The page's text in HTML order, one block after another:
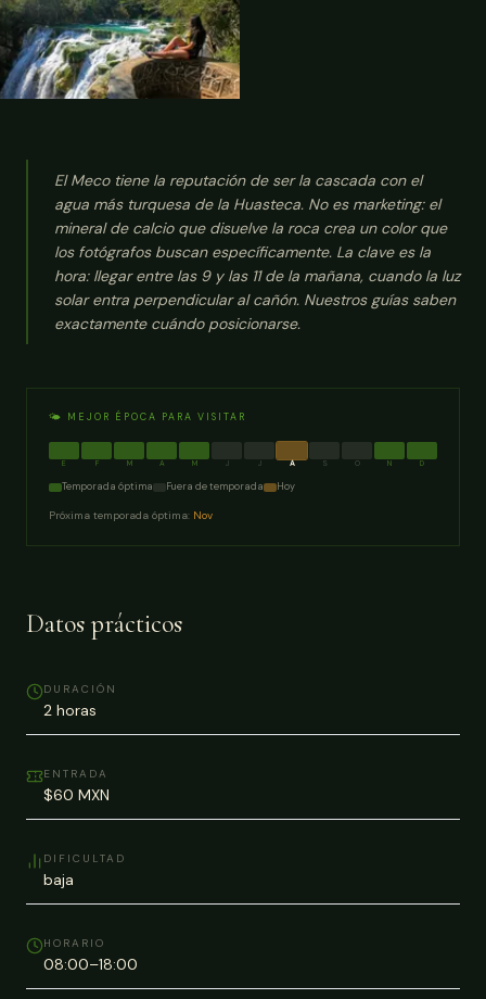
El Meco tiene la reputación de ser la cascada con el
agua más turquesa de la Huasteca. No es marketing: el
mineral de calcio que disuelve la roca crea un color que
los fotógrafos buscan específicamente. La clave es la
hora: llegar entre las 9 y las 11 de la mañana, cuando la luz
solar entra perpendicular al cañón. Nuestros guías saben
exactamente cuándo posicionarse.
🌤️ MEJOR ÉPOCA PARA VISITAR
E F M A M J J A S O N D
Temporada óptima Fuera de temporada Hoy
Próxima temporada óptima: Nov
Datos prácticos
DURACIÓN
2 horas
ENTRADA
$60 MXN
DIFICULTAD
baja
HORARIO
08:00–18:00